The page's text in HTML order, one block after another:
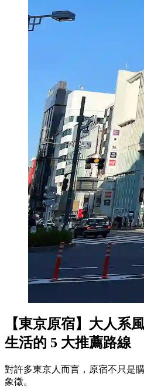
【東京原宿】大人系
生活的 5 大推薦路線
對許多東京人而言，原宿不只是
象徵。